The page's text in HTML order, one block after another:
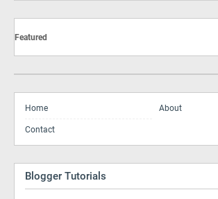
Featured
Home About
Contact
Blogger Tutorials